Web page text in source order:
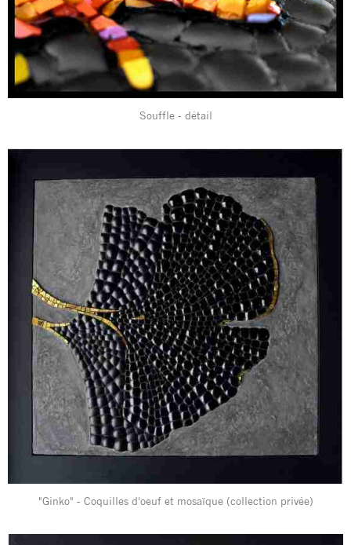
Souffle - détail
"Ginko" - Coquilles d'oeuf et mosaïque (collection privée)